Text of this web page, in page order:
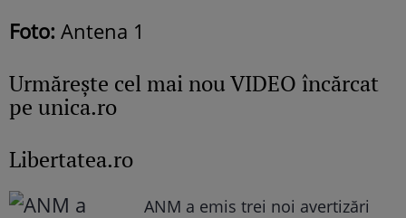
Foto: Antena 1
Urmăreşte cel mai nou VIDEO încărcat
pe unica.ro
Libertatea.ro
ANM a emis trei noi avertizări